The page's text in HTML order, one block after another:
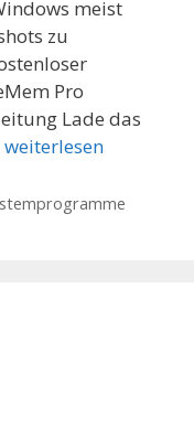
meist
zu
Pro
Lade das
weiterlesen